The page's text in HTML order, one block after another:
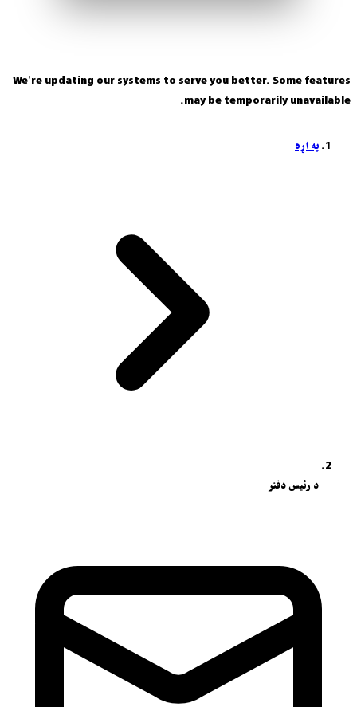
We're updating our systems to serve you better. Some features
may be temporarily unavailable.
په اړه
د رئیس دفتر